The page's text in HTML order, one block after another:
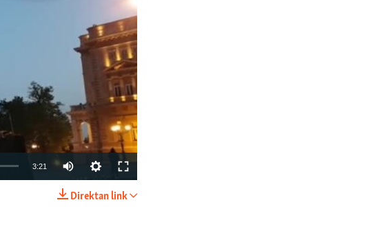
3:21
Direktan link